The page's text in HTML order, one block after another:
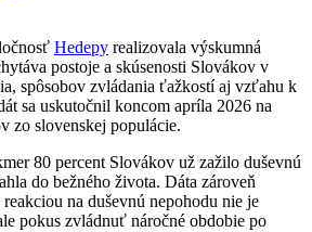
Hedepy realizovala výskumná
postoje a skúsenosti Slovákov v
spôsobov zvládania ťažkostí aj vzťahu k
sa uskutočnil koncom apríla 2026 na
zo slovenskej populácie.
80 percent Slovákov už zažilo duševnú
do bežného života. Dáta zároveň
na duševnú nepohodu nie je
pokus zvládnuť náročné obdobie po